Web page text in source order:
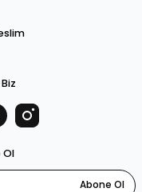
Ol
Abone Ol